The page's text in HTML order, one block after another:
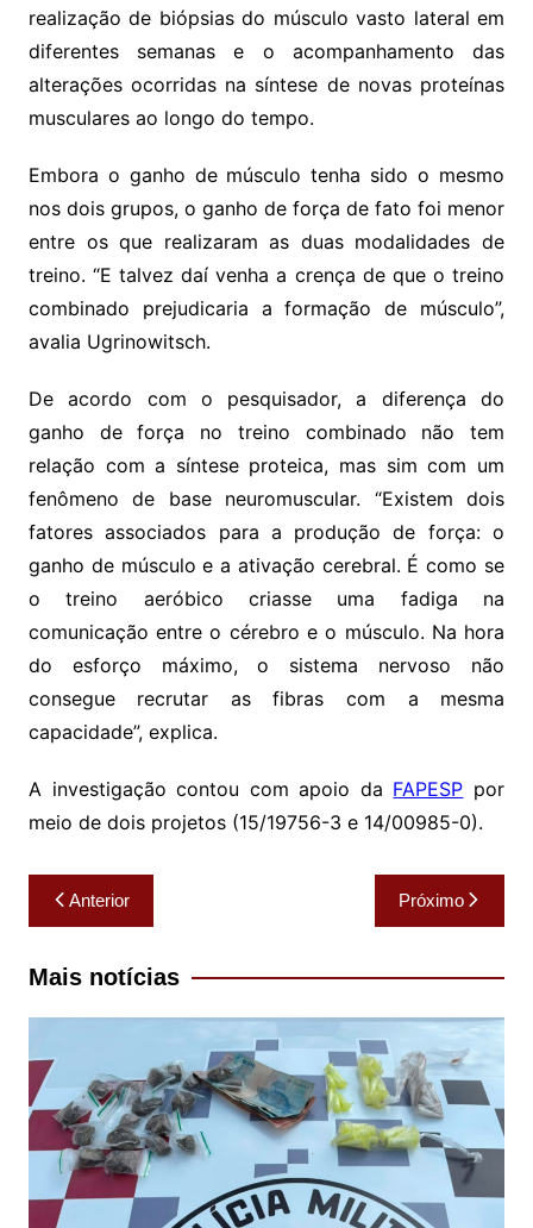
realização de biópsias do músculo vasto lateral em
diferentes semanas e o acompanhamento das
alterações ocorridas na síntese de novas proteínas
musculares ao longo do tempo.
Embora o ganho de músculo tenha sido o mesmo
nos dois grupos, o ganho de força de fato foi menor
entre os que realizaram as duas modalidades de
treino. “E talvez daí venha a crença de que o treino
combinado prejudicaria a formação de músculo”,
avalia Ugrinowitsch.
De acordo com o pesquisador, a diferença do
ganho de força no treino combinado não tem
relação com a síntese proteica, mas sim com um
fenômeno de base neuromuscular. “Existem dois
fatores associados para a produção de força: o
ganho de músculo e a ativação cerebral. É como se
o treino aeróbico criasse uma fadiga na
comunicação entre o cérebro e o músculo. Na hora
do esforço máximo, o sistema nervoso não
consegue recrutar as fibras com a mesma
capacidade”, explica.
A investigação contou com apoio da FAPESP por
meio de dois projetos (15/19756-3 e 14/00985-0).
Navegação
de
Post
Anterior Próximo
Mais notícias